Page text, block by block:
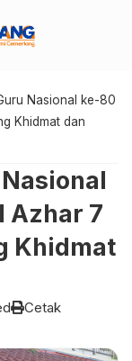
Nasional ke-80
Khidmat dan
Azhar 7
Khidmat
Cetak